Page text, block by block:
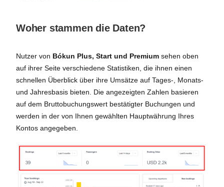
Woher stammen die Daten?
Nutzer von Bókun Plus, Start und Premium sehen oben
auf ihrer Seite verschiedene Statistiken, die ihnen einen
schnellen Überblick über ihre Umsätze auf Tages-, Monats-
und Jahresbasis bieten. Die angezeigten Zahlen basieren
auf dem Bruttobuchungswert bestätigter Buchungen und
werden in der von Ihnen gewählten Hauptwährung Ihres
Kontos angegeben.